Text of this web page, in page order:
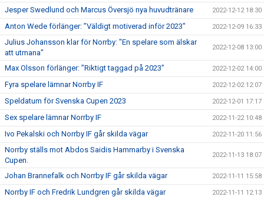
Jesper Swedlund och Marcus Översjö nya huvudtränare 2022-12-12 18:30
Anton Wede förlänger: ”Väldigt motiverad inför 2023" 2022-12-09 16:33
Julius Johansson klar för Norrby: "En spelare som älskar
att utmana"
2022-12-08 13:00
Max Olsson förlänger: ”Riktigt taggad på 2023” 2022-12-02 14:00
Fyra spelare lämnar Norrby IF 2022-12-02 12:07
Speldatum för Svenska Cupen 2023 2022-12-01 17:17
Sex spelare lämnar Norrby IF 2022-11-22 10:48
Ivo Pekalski och Norrby IF går skilda vägar 2022-11-20 11:56
Norrby ställs mot Abdos Saidis Hammarby i Svenska
Cupen.
2022-11-13 18:07
Johan Brannefalk och Norrby IF går skilda vägar 2022-11-11 15:58
Norrby IF och Fredrik Lundgren går skilda vägar 2022-11-11 12:13